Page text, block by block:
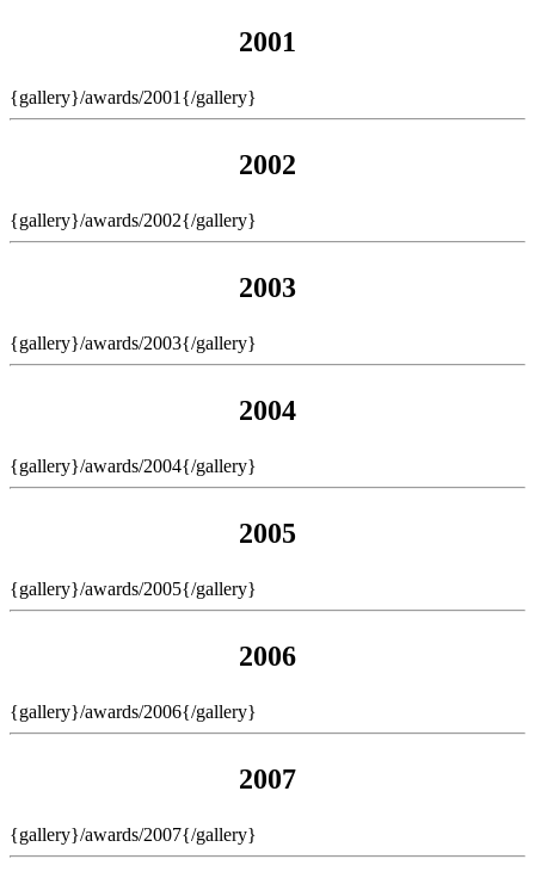
2001
{gallery}/awards/2001{/gallery}
2002
{gallery}/awards/2002{/gallery}
2003
{gallery}/awards/2003{/gallery}
2004
{gallery}/awards/2004{/gallery}
2005
{gallery}/awards/2005{/gallery}
2006
{gallery}/awards/2006{/gallery}
2007
{gallery}/awards/2007{/gallery}